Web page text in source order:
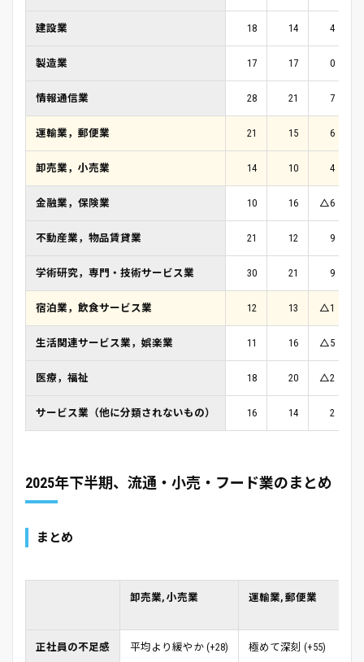
建設業 18 14 4
製造業 17 17 0
情報通信業 28 21 7
運輸業，郵便業 21 15 6
卸売業，小売業 14 10 4
金融業，保険業 10 16 △6
不動産業，物品賃貸業 21 12 9
学術研究，専門・技術サービス業 30 21 9
宿泊業，飲食サービス業 12 13 △1
生活関連サービス業，娯楽業 11 16 △5
医療，福祉 18 20 △2
サービス業（他に分類されないもの） 16 14 2
2025年下半期、流通・小売・フード業のまとめ
まとめ
卸売業, 小売業 運輸業, 郵便業
正社員の不足感 平均より緩やか (+28) 極めて深刻 (+55)